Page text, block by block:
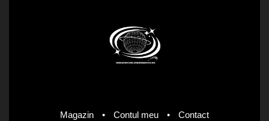
Magazin • Contul meu • Contact